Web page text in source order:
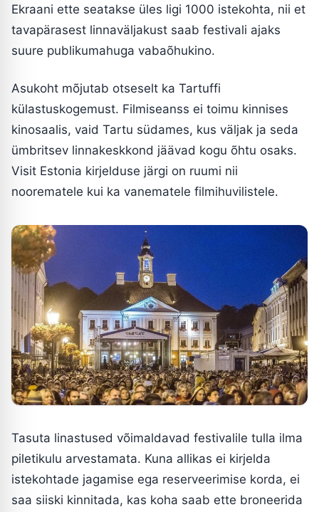
Ekraani ette seatakse üles ligi 1000 istekohta, nii et
tavapärasest linnaväljakust saab festivali ajaks
suure publikumahuga vabaõhukino.
Asukoht mõjutab otseselt ka Tartuffi
külastuskogemust. Filmiseanss ei toimu kinnises
kinosaalis, vaid Tartu südames, kus väljak ja seda
ümbritsev linnakeskkond jäävad kogu õhtu osaks.
Visit Estonia kirjelduse järgi on ruumi nii
noorematele kui ka vanematele filmihuvilistele.
Tasuta linastused võimaldavad festivalile tulla ilma
piletikulu arvestamata. Kuna allikas ei kirjelda
istekohtade jagamise ega reserveerimise korda, ei
saa siiski kinnitada, kas koha saab ette broneerida